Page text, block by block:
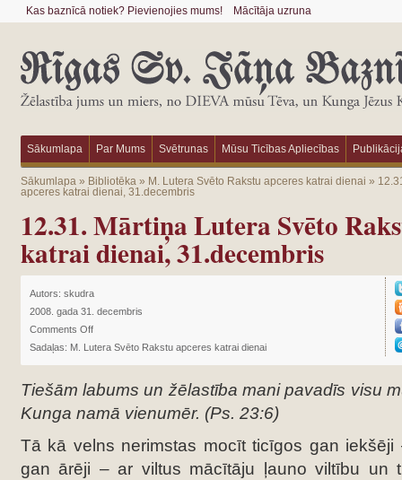
Kas baznīcā notiek? Pievienojies mums! Mācītāja uzruna
Sākumlapa Par Mums Svētrunas Mūsu Ticības Apliecības
Sākumlapa» Bibliotēka» M. Lutera Svēto Rakstu apceres katrai dienai »
apceres katrai dienai, 31.decembris
12.31. Mārtiņa Lutera Svēto
katrai dienai, 31.decembris
Autors: skudra
2008. gada 31. decembris
Comments Off
Sadaļas: M. Lutera Svēto Rakstu apceres katrai dienai
Tiešām labums un žēlastība mani pavadīs visu
Kunga namā vienumēr. (Ps. 23:6)
Tā kā velns nerimstas mocīt ticīgos gan iekšēji
gan ārēji – ar viltus mācītāju ļauno viltību un